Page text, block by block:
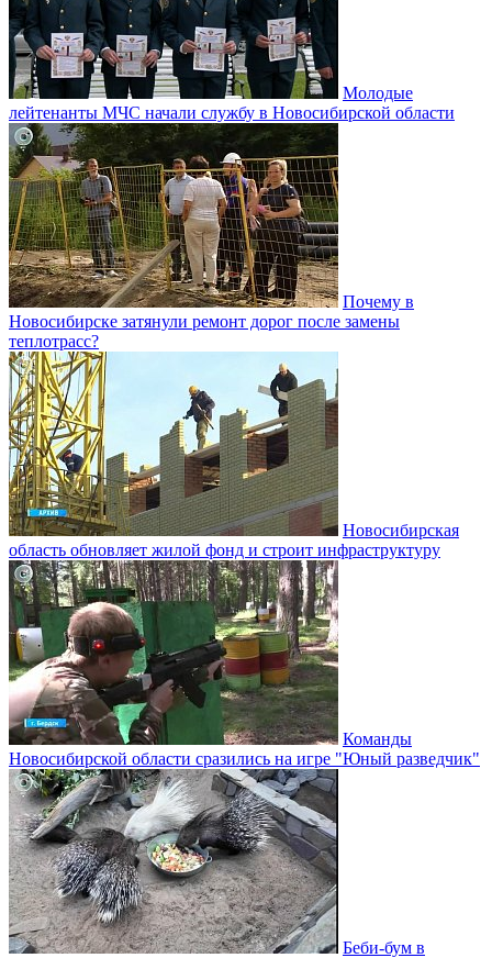
Молодые
лейтенанты МЧС начали службу в Новосибирской области
Почему в
Новосибирске затянули ремонт дорог после замены
теплотрасс?
Новосибирская
область обновляет жилой фонд и строит инфраструктуру
Команды
Новосибирской области сразились на игре "Юный разведчик"
Беби-бум в